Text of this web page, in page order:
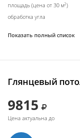
площадь (цена от 30 м2)
обработка угла
Показать полный список
Глянцевый
9815
Цена актуальна до